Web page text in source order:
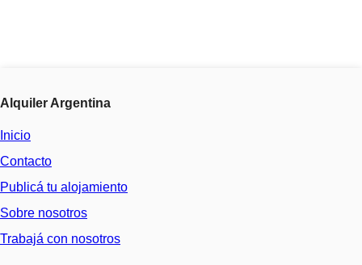
Alquiler Argentina
Inicio
Contacto
Publicá tu alojamiento
Sobre nosotros
Trabajá con nosotros